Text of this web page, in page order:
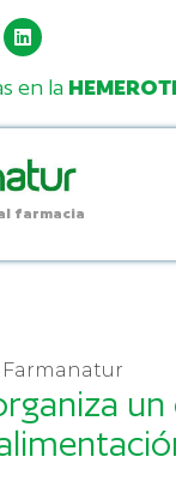
en la
farmacia
Farmanatur